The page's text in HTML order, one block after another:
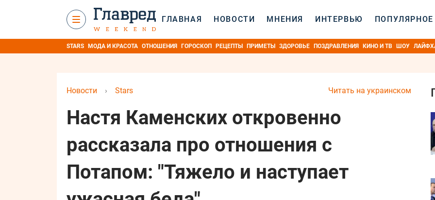
ГЛАВНАЯ НОВОСТИ МНЕНИЯ ИНТЕРВЬЮ ПОПУЛЯРНОЕ
STARS МОДА И КРАСОТА ОТНОШЕНИЯ ГОРОСКОП РЕЦЕПТЫ ПРИМЕТЫ ЗДОРОВЬЕ ПОЗДРАВЛЕНИЯ КИНО И ТВ ШОУ
Читать на украинском
Новости › Stars
Настя Каменских откровенно
рассказала про отношения с
Потапом: "Тяжело и наступает